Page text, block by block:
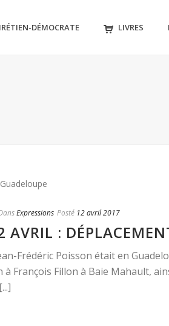
LIVRES
DÉMOCRATE
Expressions Posté 12 avril 2017
:
Frédéric Poisson était en
à François Fillon à Baie Mahault,